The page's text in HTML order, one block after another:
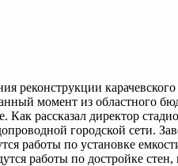
реконструкции
момент из областного
рассказал директор
городской сети.
работы по установке
работы по достройке